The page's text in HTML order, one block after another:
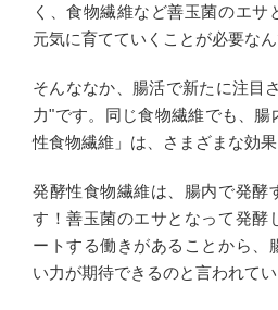
く、食物繊維など善玉菌のエサ
元気に育てていくことが必要なん
そんななか、腸活で新たに注目
力"です。同じ食物繊維でも、
性食物繊維」は、さまざまな効果
発酵性食物繊維は、腸内で発酵
す！善玉菌のエサとなって発酵
ートする働きがあることから、
い力が期待できるのと言われてい